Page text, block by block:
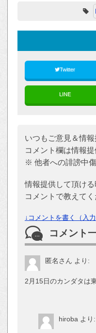
Twitter
LINE
いつもご意見＆情
コメント欄は情報
※ 他者への誹謗中
情報提供して頂ける
コメントで教えてく
↓コメントを書く（入
コメント
匿名さん より:
2月15日のカンダタは
hiroba より: